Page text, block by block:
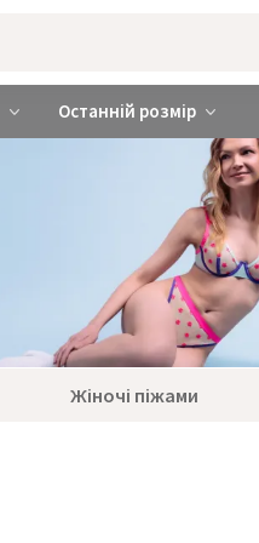
Останній розмір
Жіночі піжами